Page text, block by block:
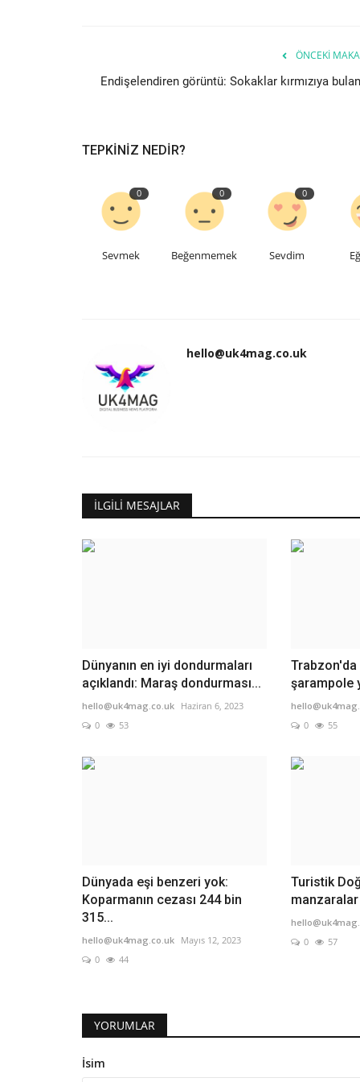
ÖNCEKI
Endişelendiren görüntü: Sokaklar kırmızıya
TEPKINIZ NEDIR?
0
Sevmek
0
Beğenmemek
0
Sevdim
hello@uk4mag.co.uk
İLGILI MESAJLAR
Dünyanın en iyi dondurmaları
açıklandı: Maraş dondurması...
hello@uk4mag.co.uk Haziran 6, 2023
0
53
şarampole
0
55
Dünyada eşi benzeri yok:
Koparmanın cezası 244 bin
315...
hello@uk4mag.co.uk Mayıs 12, 2023
0
44
Turistik
manzaralar
0
57
YORUMLAR
İsim